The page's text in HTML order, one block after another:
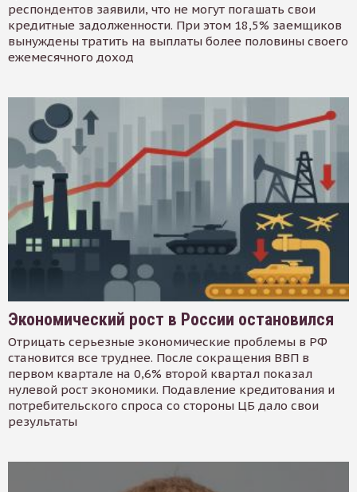
респондентов заявили, что не могут погашать свои
кредитные задолженности. При этом 18,5% заемщиков
вынуждены тратить на выплаты более половины своего
ежемесячного доход
Экономический рост в России остановился
Отрицать серьезные экономические проблемы в РФ
становится все труднее. После сокращения ВВП в
первом квартале на 0,6% второй квартал показал
нулевой рост экономики. Подавление кредитования и
потребительского спроса со стороны ЦБ дало свои
результаты